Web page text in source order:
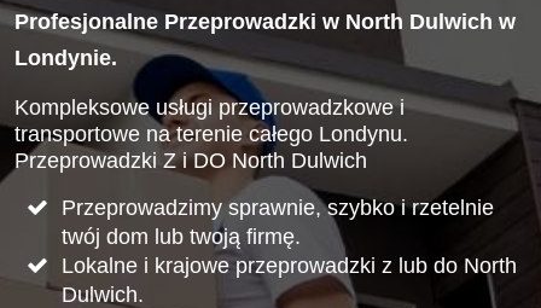
Profesjonalne Przeprowadzki w North Dulwich w
Londynie.
Kompleksowe usługi przeprowadzkowe i
transportowe na terenie całego Londynu.
Przeprowadzki Z i DO North Dulwich
Przeprowadzimy sprawnie, szybko i rzetelnie
twój dom lub twoją firmę.
Lokalne i krajowe przeprowadzki z lub do North
Dulwich.